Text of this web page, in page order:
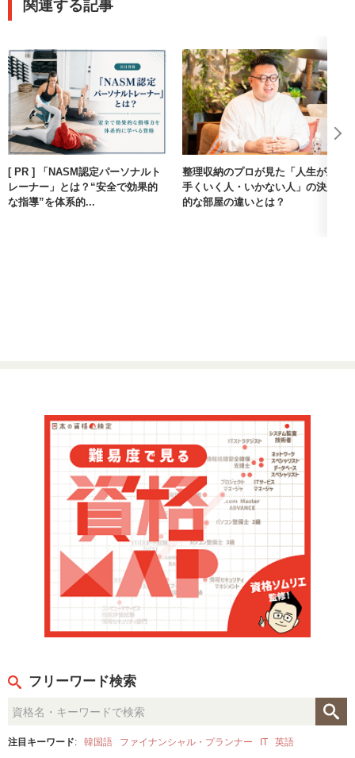
・過去問をやっていれば計算問題はある程度は解ける。解答用
特に実技試験の出題形式がまだ安定していないように見えるの
で注意が必要
【追記.1】
試験開始直後～試験中に問題の訂正が入ることがあるので、試
験官の説明をよく聞いて下さい。
特に実技試験は、私が受験した過去2回共に訂正が入りました。
【追記.2】
独学やホテル業界未経験の場合は、公式参考書「ホテル・マネ
そのとき回答した内容を一部編集して転載します。
①公式テキスト「ホテルマネジメント ベーシック」「過去問題
集」の計算問題は確実に解答出来るまで演習する。
(2級以上を受験するなら「ホテルマネジメント アドバンス」も
必要かもしれません)
②公式サイトの補足資料には必ず目を通す。
(お知らせを遡って探して下さい)
③根本的に計算方法等が分からない場合は、YouTubeのホテル
マネジメント技能検定解説動画を視聴する。
(計算方法や覚えるべき公式も解説しています)
関連する記事
[ PR ] 「NASM認定パーソナルト
レーナー」とは？“安全で効果的
な指導”を体系的...
整理収納のプロが見た「人生が上
手くいく人・いかない人」の決定
的な部屋の違いとは？
フリーワード検索
注目キーワード: 韓国語 ファイナンシャル・プランナー IT 英語